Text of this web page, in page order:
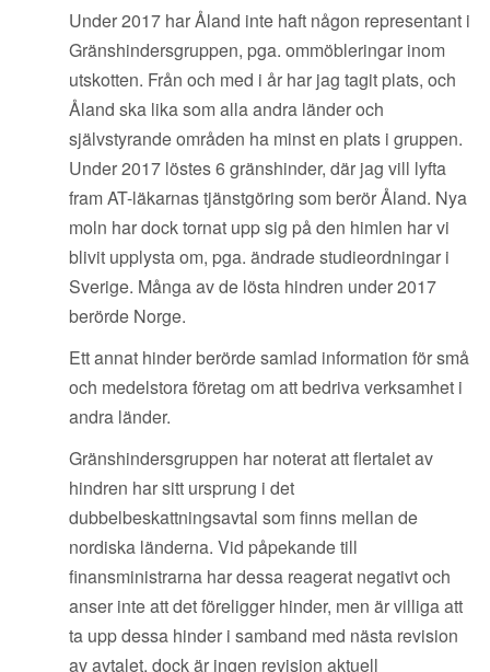
Under 2017 har Åland inte haft någon representant i
Gränshindersgruppen, pga. ommöbleringar inom
utskotten. Från och med i år har jag tagit plats, och
Åland ska lika som alla andra länder och
självstyrande områden ha minst en plats i gruppen.
Under 2017 löstes 6 gränshinder, där jag vill lyfta
fram AT-läkarnas tjänstgöring som berör Åland. Nya
moln har dock tornat upp sig på den himlen har vi
blivit upplysta om, pga. ändrade studieordningar i
Sverige. Många av de lösta hindren under 2017
berörde Norge.
Ett annat hinder berörde samlad information för små
och medelstora företag om att bedriva verksamhet i
andra länder.
Gränshindersgruppen har noterat att flertalet av
hindren har sitt ursprung i det
dubbelbeskattningsavtal som finns mellan de
nordiska länderna. Vid påpekande till
finansministrarna har dessa reagerat negativt och
anser inte att det föreligger hinder, men är villiga att
ta upp dessa hinder i samband med nästa revision
av avtalet, dock är ingen revision aktuell